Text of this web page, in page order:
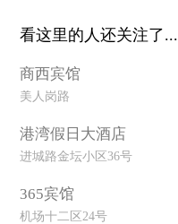
看这里的人还关注了...
商西宾馆
美人岗路
港湾假日大酒店
进城路金坛小区36号
365宾馆
机场十二区24号